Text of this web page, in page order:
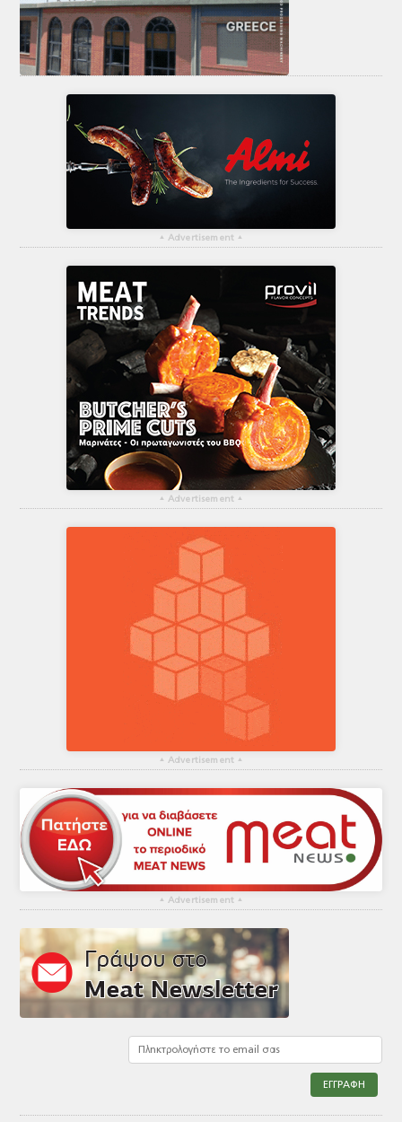
▴ Advertisement ▴
▴ Advertisement ▴
▴ Advertisement ▴
▴ Advertisement ▴